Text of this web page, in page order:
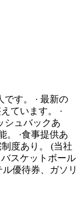
す。 · 最新の
ています。 ·
シュバックあ
。 ·食事提供あ
度あり。 (当社
スケットボール
優待券、ガソリ